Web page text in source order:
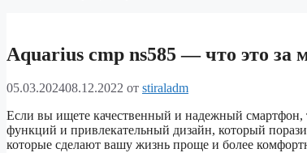
Aquarius cmp ns585 — что это за
05.03.202408.12.2022 от stiraladm
Если вы ищете качественный и надежный
функций и привлекательный дизайн, который
которые сделают вашу жизнь проще и более